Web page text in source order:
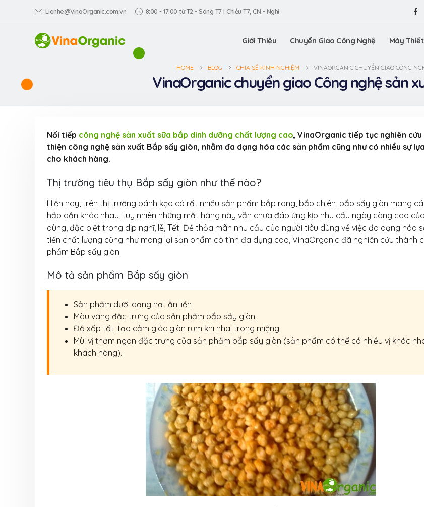
Lienhe@VinaOrganic.com.vn 8:00 - 17:00 từ T2 - Sáng T7 | Chiều T7, CN - Nghỉ
Giới Thiệu Chuyển Giao Công Nghệ Máy
HOME BLOG CHIA SẺ KINH NGHIỆM VINAORGANIC CHUYỂN GIAO CÔNG
VinaOrganic chuyển giao Công nghệ sản
Nối tiếp công nghệ sản xuất sữa bắp dinh dưỡng chất lượng cao, VinaOrganic tiếp tục nghiên cứu
thiện công nghệ sản xuất Bắp sấy giòn, nhằm đa dạng hóa các sản phẩm cũng như có nhiều sự
cho khách hàng.
Thị trường tiêu thụ Bắp sấy giòn như thế nào?
Hiện nay, trên thị trường bánh kẹo có rất nhiều sản phẩm bắp rang, bắp chiên, bắp sấy giòn mang
hấp dẫn khác nhau, tuy nhiên những mặt hàng này vẫn chưa đáp ứng kịp nhu cầu ngày càng cao
dùng, đặc biệt trong dịp nghĩ, lễ, Tết. Để thỏa mãn nhu cầu của người tiêu dùng về việc đa dạng hóa
tiến chất lượng cũng như mang lại sản phẩm có tính đa dụng cao, VinaOrganic đã nghiên cứu thành
phẩm Bắp sấy giòn.
Mô tả sản phẩm Bắp sấy giòn
Sản phẩm dưới dạng hạt ăn liền
Màu vàng đặc trưng của sản phẩm bắp sấy giòn
Độ xốp tốt, tạo cảm giác giòn rụm khi nhai trong miệng
Mùi vị thơm ngon đặc trưng của sản phẩm bắp sấy giòn (sản phẩm có thể có nhiều vị khác
khách hàng).
Dương)
6 Tháng 8,